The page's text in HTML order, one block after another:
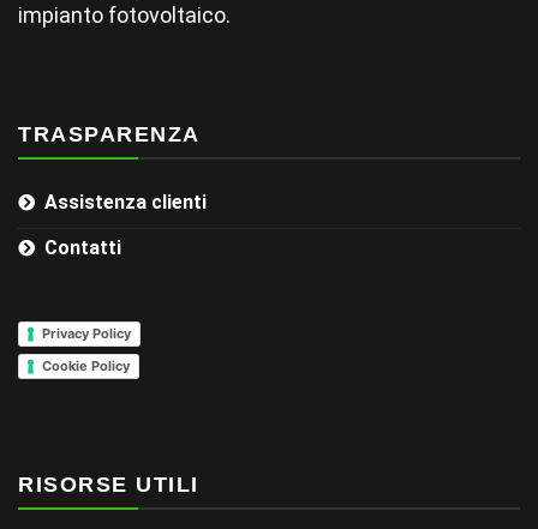
impianto fotovoltaico.
TRASPARENZA
Assistenza clienti
Contatti
Privacy Policy
Cookie Policy
RISORSE UTILI